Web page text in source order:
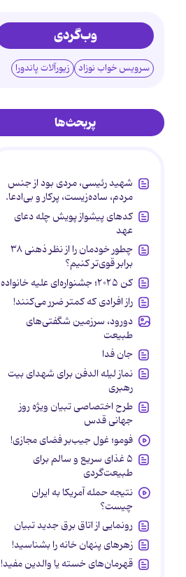
وب‌گردی
سرویس خواب نوزاد زیورآلات پاندورا
پربحث‌ها
شهید رئیسی، مردی بود از جنس
مردم، ساده‌زیست، پرکار و بی‌ادعا.
کدهای پیشواز پویش چله دعای
عهد
چطور خودمان را از نظر ذهنی ۳۸
برابر قوی‌تر کنیم؟
کن ۲۰۲۵؛ جشنواره‌ای علیه خانواده
راز افرادی که کمتر ضرر می‌کنند!
دورود، سرزمین شگفتی‌های
طبیعت
جان فدا
نماز لیله الدفن برای شهدای بیت
رهبری
طرح اختصاصی تبیان ویژه روز
جهانی قدس
فومو؛ غول جیب‌بر فضای مجازی!
۵ غذای سریع و سالم برای
طبیعت‌گردی
نتیجه حمله آمریکا به ایران
چیست؟
رونمایی از اتاق برق جدید تبیان
زهرهای پنهان خانه را بشناسید!
قهرمان‌های خسته یا والدین مفید!